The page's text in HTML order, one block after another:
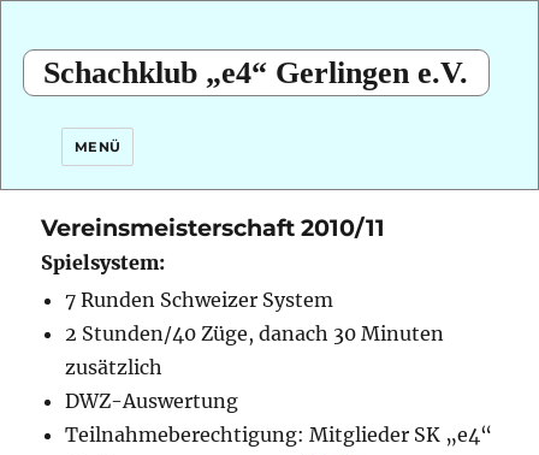
Schachklub „e4“ Gerlingen e.V.
MENÜ
Vereinsmeisterschaft 2010/11
Spielsystem:
7 Runden Schweizer System
2 Stunden/40 Züge, danach 30 Minuten
zusätzlich
DWZ-Auswertung
Teilnahmeberechtigung: Mitglieder SK „e4“